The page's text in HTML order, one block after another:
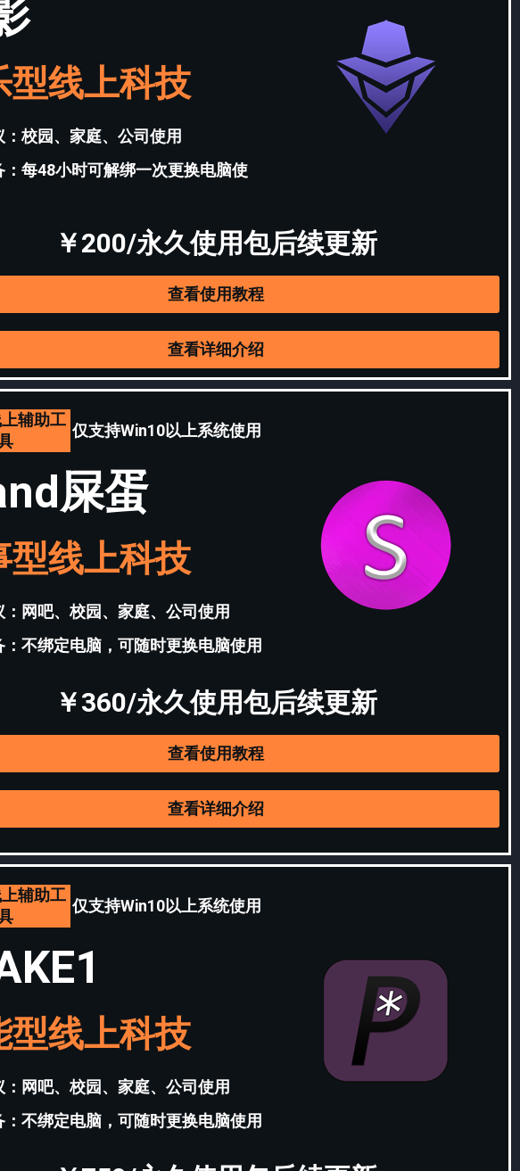
型线上科技
：校园、家庭、公司使用
：每48小时可解绑一次更换电脑使
￥200/永久使用包后续更新
查看使用教程
查看详细介绍
辅助工
仅支持Win10以上系统使用
屎蛋
型线上科技
：网吧、校园、家庭、公司使用
：不绑定电脑，可随时更换电脑使用
￥360/永久使用包后续更新
查看使用教程
查看详细介绍
辅助工
仅支持Win10以上系统使用
型线上科技
：网吧、校园、家庭、公司使用
：不绑定电脑，可随时更换电脑使用